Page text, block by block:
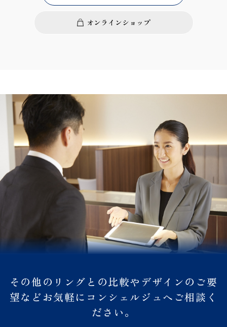
オンラインショップ
その他のリングとの比較やデザインのご要
望などお気軽にコンシェルジュへご相談く
ださい。